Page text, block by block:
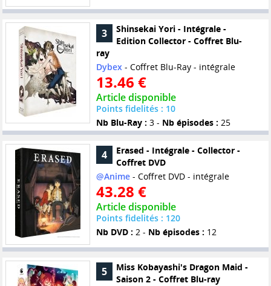
3
Shinsekai Yori - Intégrale -
Edition Collector - Coffret Blu-
ray
Dybex - Coffret Blu-Ray - intégrale
13.46 €
Article disponible
Points fidelités : 10
Nb Blu-Ray : 3 - Nb épisodes : 25
4
Erased - Intégrale - Collector -
Coffret DVD
@Anime- Coffret DVD - intégrale
43.28 €
Article disponible
Points fidelités : 120
Nb DVD : 2 - Nb épisodes : 12
5
Miss Kobayashi's Dragon Maid -
Saison 2 - Coffret Blu-ray